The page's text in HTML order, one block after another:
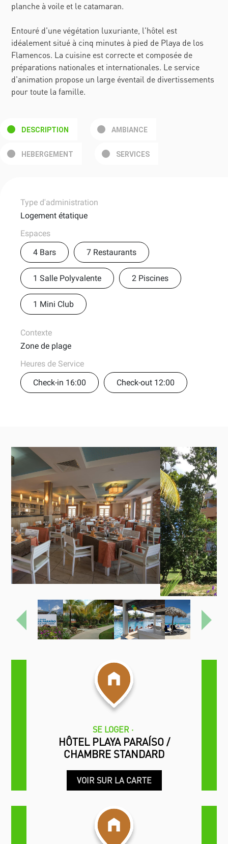
planche à voile et le catamaran.
Entouré d'une végétation luxuriante, l'hôtel est
idéalement situé à cinq minutes à pied de Playa de los
Flamencos. La cuisine est correcte et composée de
préparations nationales et internationales. Le service
d'animation propose un large éventail de divertissements
pour toute la famille.
DESCRIPTION AMBIANCE
HEBERGEMENT SERVICES
Type d'administration
Logement étatique
Espaces
4 Bars
7 Restaurants
1 Salle Polyvalente 2 Piscines
1 Mini Club
Contexte
Zone de plage
Heures de Service
Check-in 16:00
Check-out 12:00
Précédent
HÔTEL PLAYA PARAÍSO /
CHAMBRE STANDARD
SE LOGER